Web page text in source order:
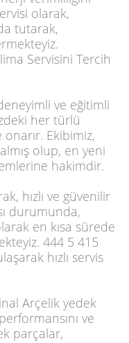
olarak,
tutarak,
Servisini Tercih
ve eğitimli
her türlü
onarır. Ekibimiz,
olup, en yeni
hakimdir.
hızlı ve güvenilir
durumunda,
en kısa sürede
444 5 415
hızlı servis
Arçelik yedek
ve
parçalar,